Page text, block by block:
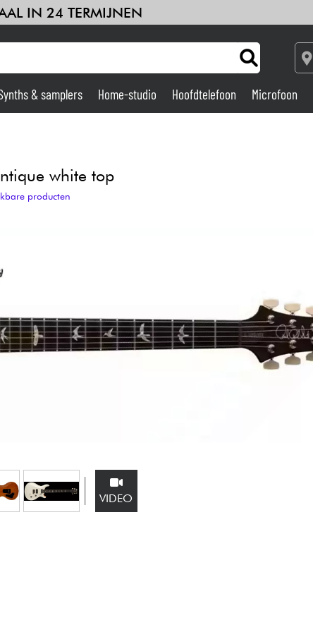
IN 24 TERMIJNEN
Home-studio
Sets
Bekijk onze merken
& samplers Home-studio Hoofdtelefoon Microfoon
white top
producten
VIDEO